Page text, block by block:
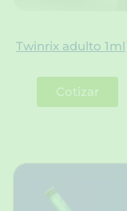
Twinrix adulto 1ml
Cotizar